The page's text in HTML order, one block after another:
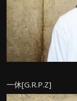
一休[G.R.P.Z]